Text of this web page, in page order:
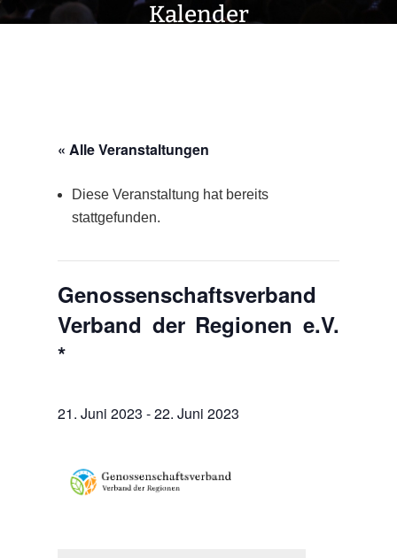
Kalender
« Alle Veranstaltungen
Diese Veranstaltung hat bereits
stattgefunden.
Genossenschaftsverband
Verband der Regionen e.V.
*
21. Juni 2023 -22. Juni 2023